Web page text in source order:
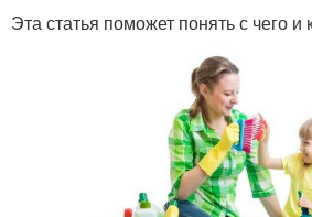
Эта статья поможет понять с чего и